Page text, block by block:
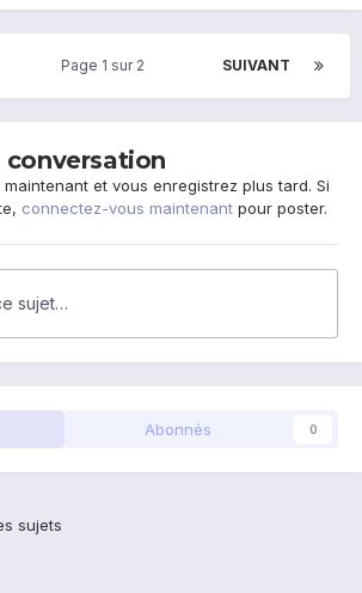
SUIVANT
Page 1 sur 2
conversation
et vous enregistrez plus tard. Si
connectez-vous maintenant pour poster.
sujet…
Abonnés 0
sujets